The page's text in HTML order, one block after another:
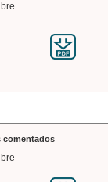
comentados